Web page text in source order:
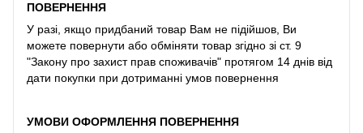
ПОВЕРНЕННЯ
У разі, якщо придбаний товар Вам не підійшов, Ви
можете повернути або обміняти товар згідно зі ст. 9
"Закону про захист прав споживачів" протягом 14 днів від
дати покупки при дотриманні умов повернення
УМОВИ ОФОРМЛЕННЯ ПОВЕРНЕННЯ